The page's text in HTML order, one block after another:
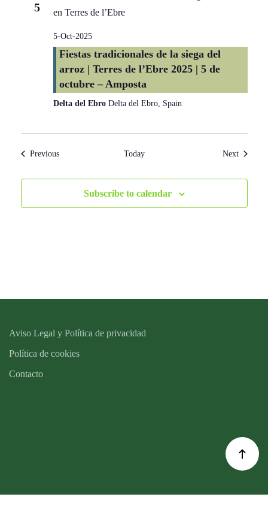
5
5-Oct-2025
Fiestas tradicionales de la siega del
arroz | Terres de l’Ebre 2025 | 5 de
octubre – Amposta
Delta del Ebro Delta del Ebro, Spain
PreviousEvents Today NextEvents
Subscribe to calendar
Aviso Legal y Política de privacidad
Política de cookies
Contacto